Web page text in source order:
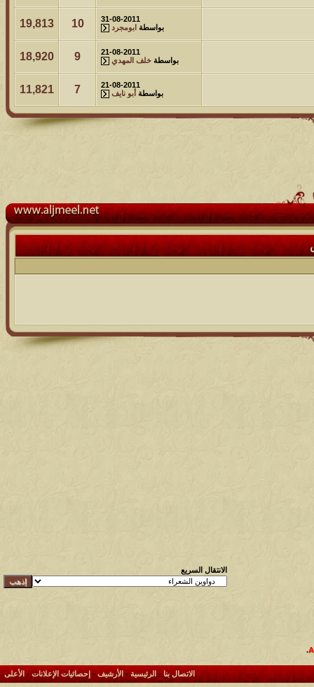
31-08-2011
بواسطة ابومجرد 10
19,813
21-08-2011
بواسطة خلف المهدي 9
18,920
21-08-2011
بواسطة أبو نايف 7
11,821
الانتقال السريع
.
الاتصال بنا- الرئيسية-الأرشيف- إحصائيات الإعلانات- الأعلى